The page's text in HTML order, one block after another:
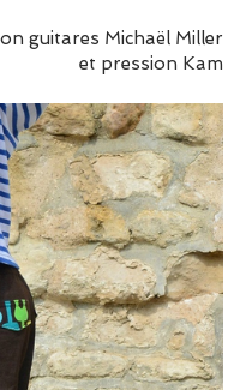
guitares Michaël Miller
et pression Kam